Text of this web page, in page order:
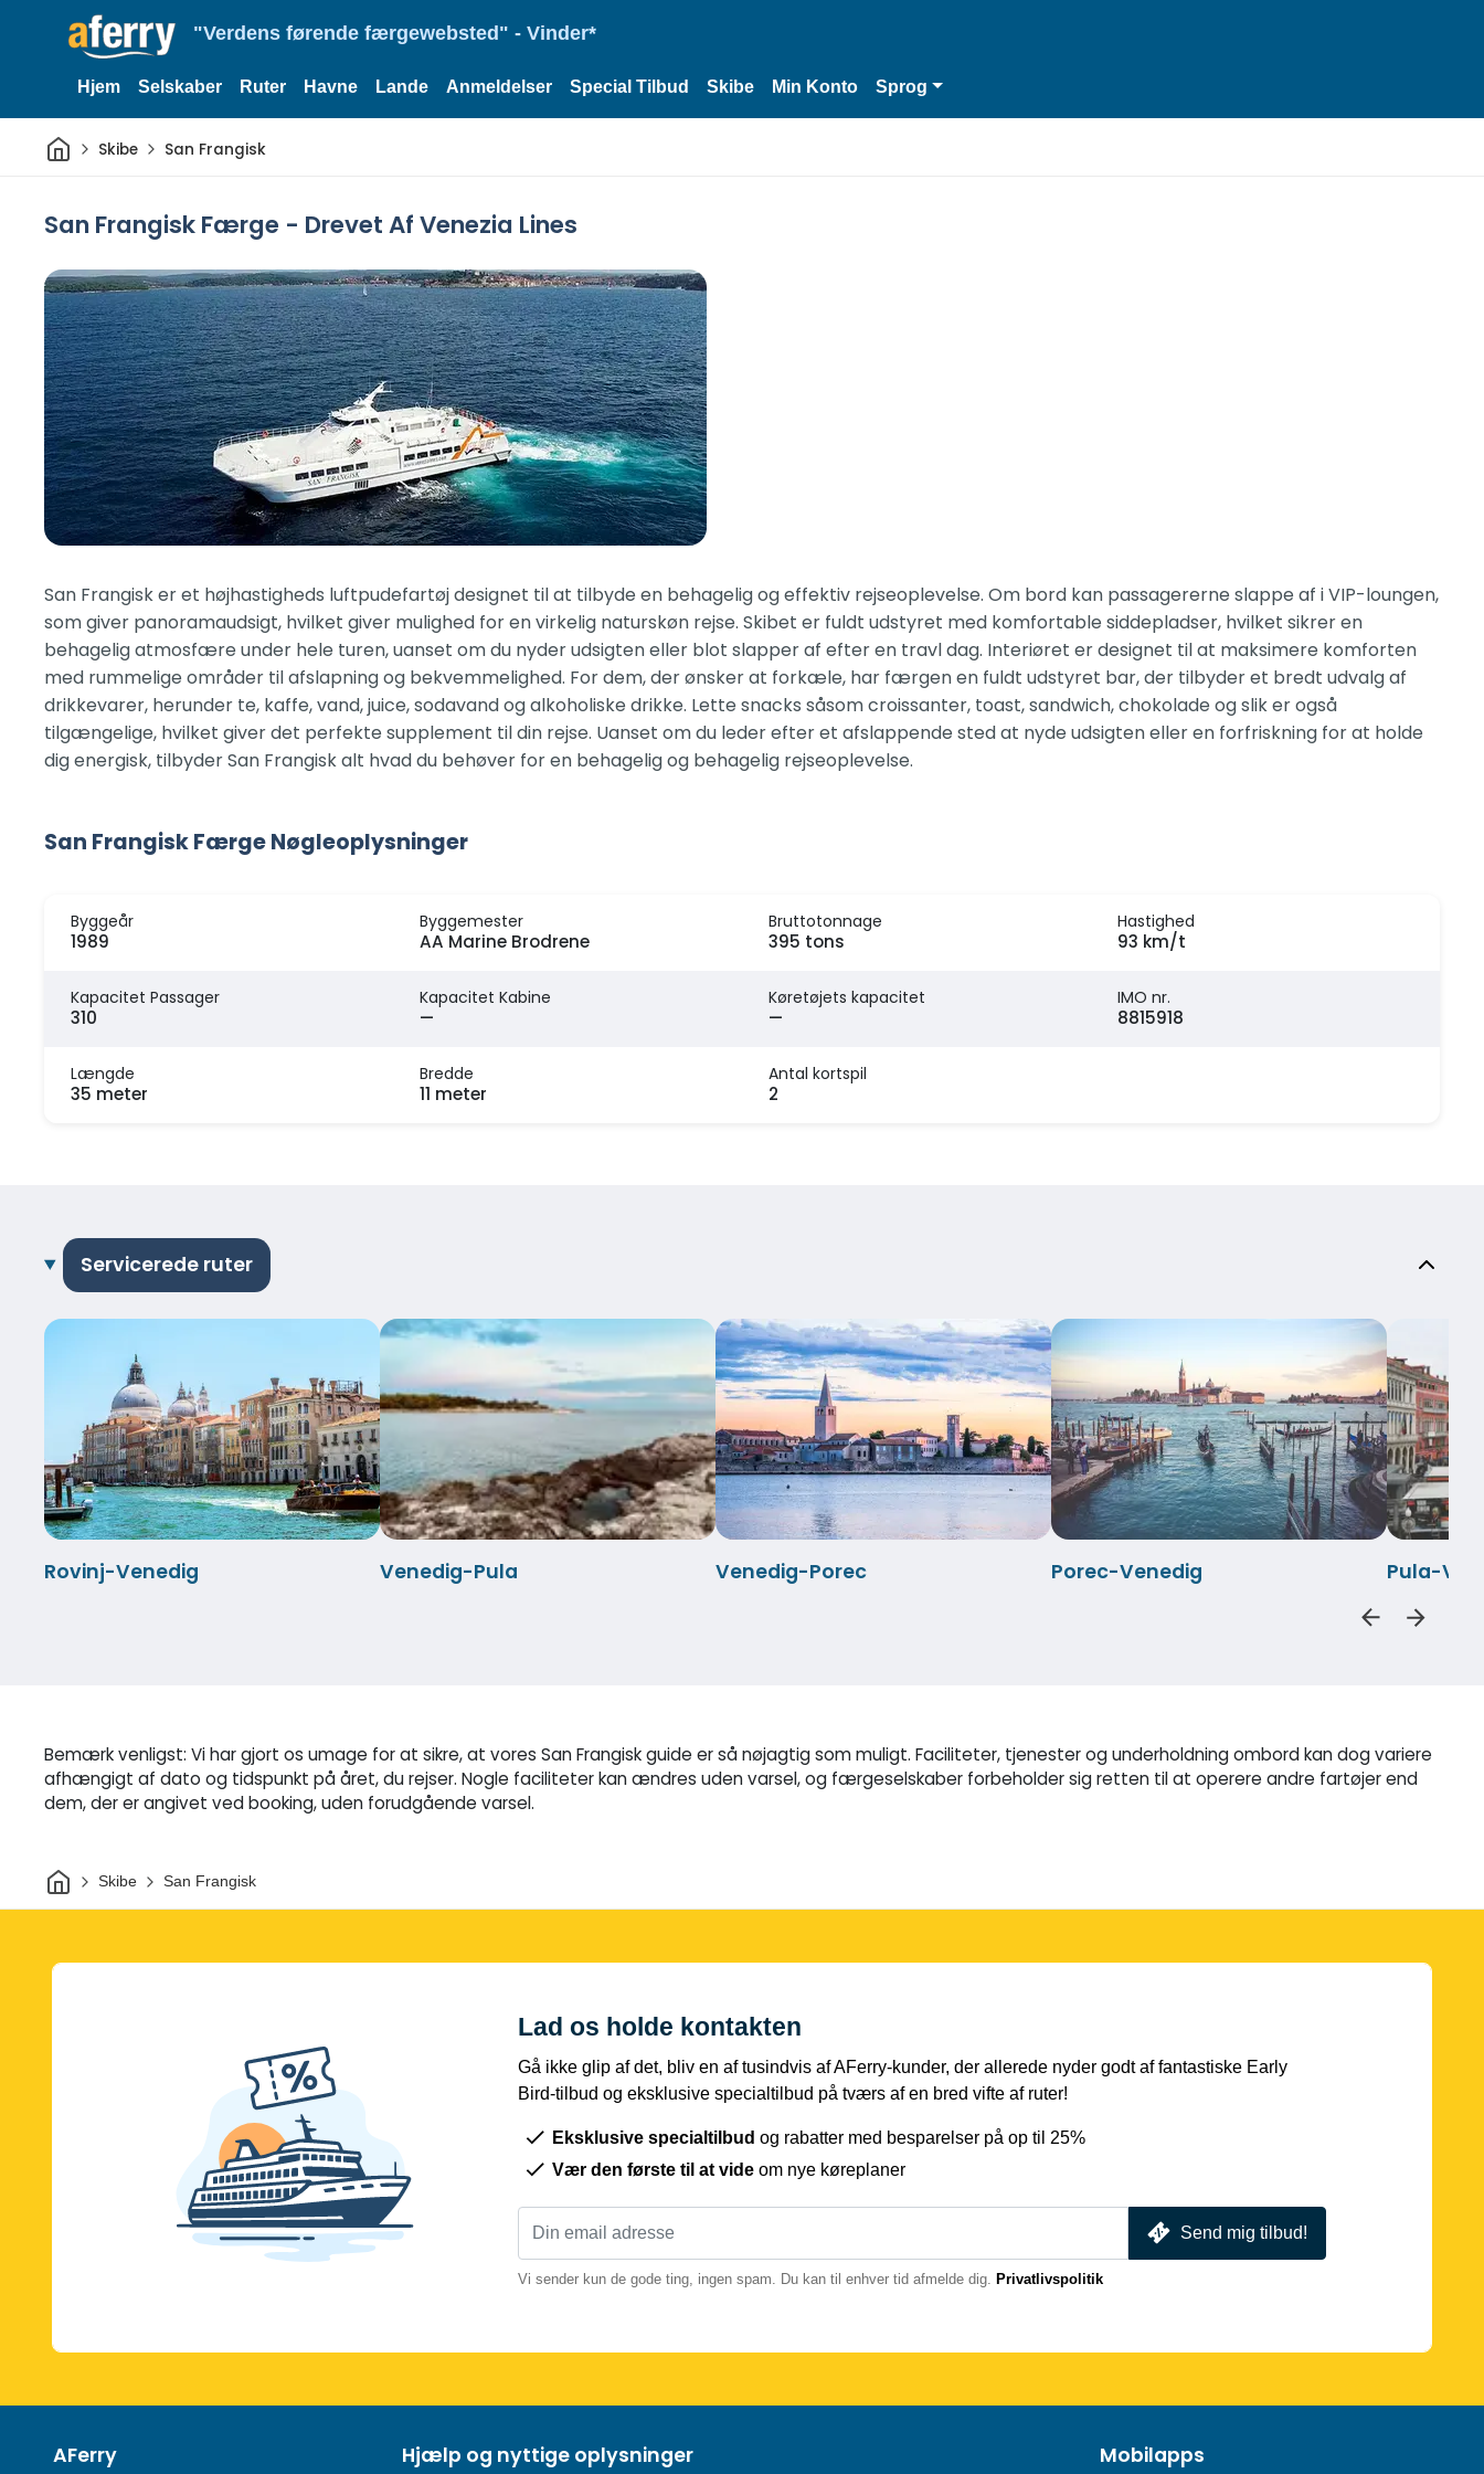
"Verdens førende færgewebsted" - Vinder*
Hjem Selskaber Ruter Havne Lande Anmeldelser Special Tilbud Skibe Min Konto Sprog
HjemSkibe San Frangisk
San Frangisk Færge - Drevet Af Venezia Lines
San Frangisk er et højhastigheds luftpudefartøj designet til at tilbyde en behagelig og effektiv rejseoplevelse. Om bord kan passagererne slappe af i VIP-loungen,
som giver panoramaudsigt, hvilket giver mulighed for en virkelig naturskøn rejse. Skibet er fuldt udstyret med komfortable siddepladser, hvilket sikrer en
behagelig atmosfære under hele turen, uanset om du nyder udsigten eller blot slapper af efter en travl dag. Interiøret er designet til at maksimere komforten
med rummelige områder til afslapning og bekvemmelighed. For dem, der ønsker at forkæle, har færgen en fuldt udstyret bar, der tilbyder et bredt udvalg af
drikkevarer, herunder te, kaffe, vand, juice, sodavand og alkoholiske drikke. Lette snacks såsom croissanter, toast, sandwich, chokolade og slik er også
tilgængelige, hvilket giver det perfekte supplement til din rejse. Uanset om du leder efter et afslappende sted at nyde udsigten eller en forfriskning for at holde
dig energisk, tilbyder San Frangisk alt hvad du behøver for en behagelig og behagelig rejseoplevelse.
San Frangisk Færge Nøgleoplysninger
Byggeår
1989
Byggemester
AA Marine Brodrene
Bruttotonnage
395 tons
Hastighed
93 km/t
Kapacitet Passager
310
Kapacitet Kabine
—
Køretøjets kapacitet
—
IMO nr.
8815918
Længde
35 meter
Bredde
11 meter
Antal kortspil
2
Servicerede ruter
Rovinj-Venedig Venedig-Pula Venedig-Porec Porec-Venedig Pula-
Bemærk venligst: Vi har gjort os umage for at sikre, at vores San Frangisk guide er så nøjagtig som muligt. Faciliteter, tjenester og underholdning ombord kan dog variere
afhængigt af dato og tidspunkt på året, du rejser. Nogle faciliteter kan ændres uden varsel, og færgeselskaber forbeholder sig retten til at operere andre fartøjer end
dem, der er angivet ved booking, uden forudgående varsel.
HjemSkibe San Frangisk
Lad os holde kontakten
Gå ikke glip af det, bliv en af tusindvis af AFerry-kunder, der allerede nyder godt af fantastiske Early
Bird-tilbud og eksklusive specialtilbud på tværs af en bred vifte af ruter!
Eksklusive specialtilbud og rabatter med besparelser på op til 25%
Vær den første til at vide om nye køreplaner
Send mig tilbud!
Vi sender kun de gode ting, ingen spam. Du kan til enhver tid afmelde dig. Privatlivspolitik
AFerry Hjælp og nyttige oplysninger Mobilapps